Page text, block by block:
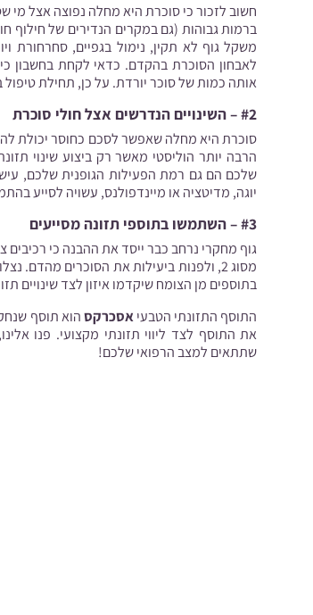
חשוב לזכור כי סוכרת היא מחלה נפוצה אצל
ברמות גבוהות (גם במקרים הנדירים של
משקל גוף לא תקין, נימול בגפיים, סחרחורת
לאבחון הסוכרת בהקדם. כדאי לקחת בחשבון
אותה כמות של סוכר יורדת. על כן, תחילת
#2 – השינויים הנדרשים אצל חולי סוכרת
סוכרת היא מחלה שאפשר לסכם כחוסר יכולת
הרבה יותר הוליסטי מאשר רק ביצוע שינוי
שלכם הם גם רמת הפעילות הגופנית שלכם,
יוגה, מדיטציה או מיינדפולנס, עשויה לסייע
#3 – השתמשו בתוספי תזונה מסייעים
גוף מחקרי נרחב כבר ייסד את ההבנה כי רכיבים
מסוג 2, ולפנות ביעילות את הסוכרים
בתוספים מן הצומח שיקדמו איזון לצד שינויים
התוסף התזונתי הטבעיאסכרקסהוא תוסף
את התוסף לצד ליווי תזונתי מקצועי. פנו
שתתאים למצב הרפואי שלכם!